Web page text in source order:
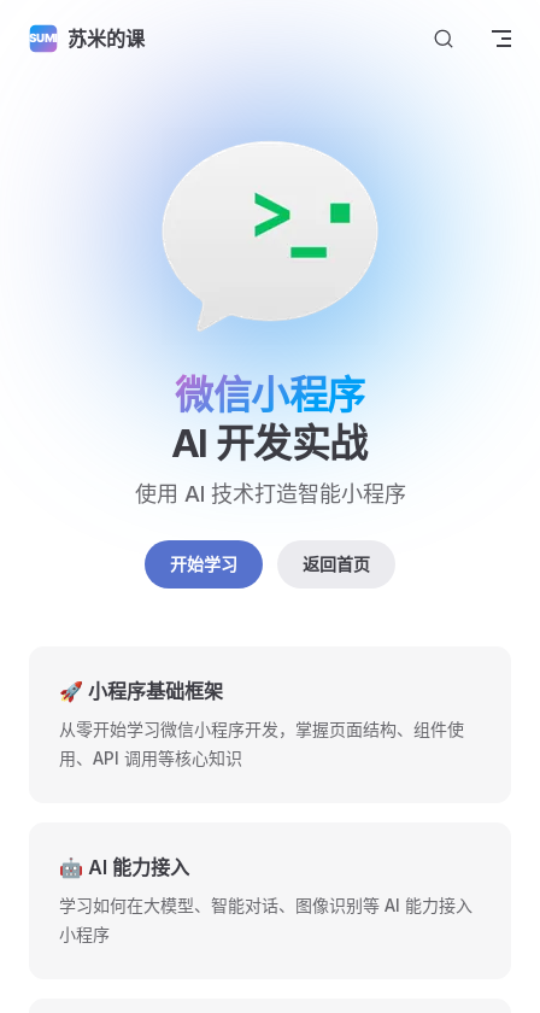
Skip to content
苏米的课
微信小程序
AI 开发实战
使用 AI 技术打造智能小程序
开始学习 返回首页
🚀 小程序基础框架
从零开始学习微信小程序开发，掌握页面结构、组件使
用、API 调用等核心知识
🤖 AI 能力接入
学习如何在大模型、智能对话、图像识别等 AI 能力接入
小程序